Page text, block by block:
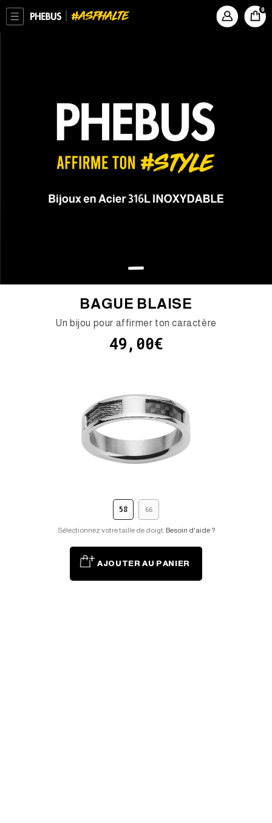
PHEBUS ASPHALTE
BAGUE BLAISE
Un bijou pour affirmer ton caractère
49,00€
58 66
Sélectionnez votre taille de doigt. Besoin d'aide ?
AJOUTER AU PANIER